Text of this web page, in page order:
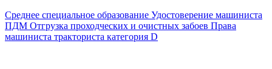
Среднее специальное образование Удостоверение машиниста
ПДМ Отгрузка проходческих и очистных забоев Права
машиниста тракториста категория D